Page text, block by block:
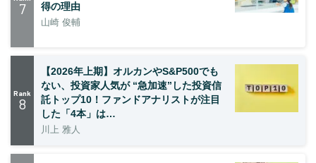
7
得の理由
山崎 俊輔
Rank
8
【2026年上期】オルカンやS&P500でも
ない、投資家人気が “急加速”した投資信
託トップ10！ファンドアナリストが注目
した「4本」は…
川上 雅人